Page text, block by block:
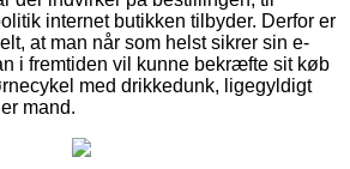
internet butikken tilbyder. Derfor er
at man når som helst sikrer sin e-
i fremtiden vil kunne bekræfte sit køb
med drikkedunk, ligegyldigt
mand.